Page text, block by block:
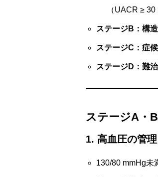
（UACR ≥
ステージB：構
ステージC：症
ステージD：難
ステージA・
1. 高血圧の管
130/80 mmHg未